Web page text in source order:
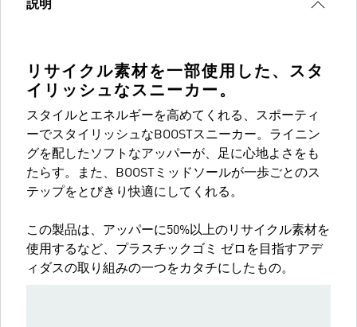
説明
リサイクル素材を一部使用した、スタ
イリッシュなスニーカー。
スタイルとエネルギーを高めてくれる、スポーティ
ーでスタイリッシュなBOOSTスニーカー。ライニン
グを配したソフトなアッパーが、足に心地よさをも
たらす。また、BOOSTミッドソールが一歩ごとのス
テップをとびきり快適にしてくれる。
この製品は、アッパーに50%以上のリサイクル素材を
使用するなど、プラスチックゴミ ゼロを目指すアデ
ィダスの取り組みの一つをカタチにしたもの。